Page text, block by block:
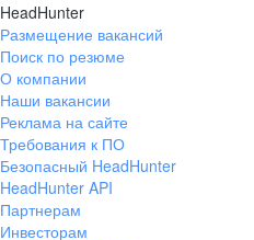
HeadHunter
Размещение вакансий
Поиск по резюме
О компании
Наши вакансии
Реклама на сайте
Требования к ПО
Безопасный HeadHunter
HeadHunter API
Партнерам
Инвесторам